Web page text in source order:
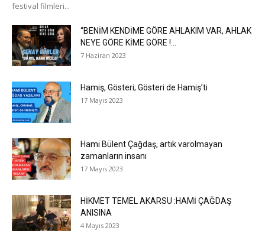
festival filmleri...
“BENİM KENDİME GÖRE AHLAKIM VAR, AHLAK
NEYE GÖRE KİME GÖRE !...
7 Haziran 2023
Hamiş, Gösteri; Gösteri de Hamiş’ti
17 Mayıs 2023
Hami Bülent Çağdaş, artık varolmayan
zamanların insanı
17 Mayıs 2023
HİKMET TEMEL AKARSU :HAMİ ÇAĞDAŞ
ANISINA
4 Mayıs 2023